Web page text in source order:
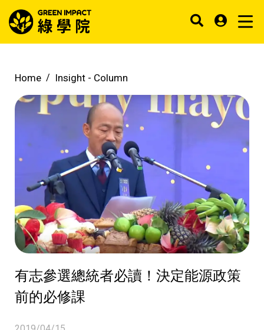
Home Insight - Column
有志參選總統者必讀！決定能源政策
前的必修課